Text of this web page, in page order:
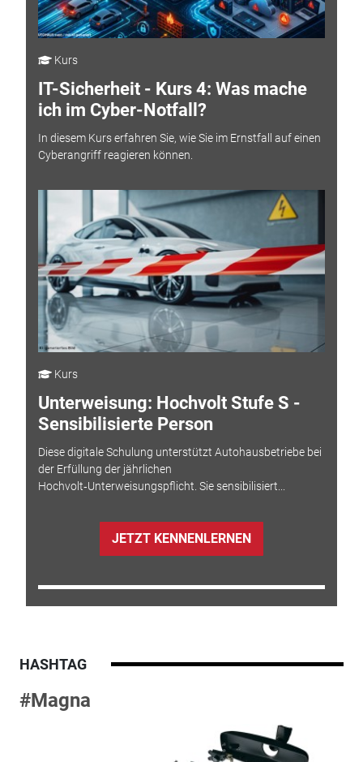
Kurs
IT-Sicherheit - Kurs 4: Was mache
ich im Cyber-Notfall?
In diesem Kurs erfahren Sie, wie Sie im Ernstfall auf einen
Cyberangriff reagieren können.
Kurs
Unterweisung: Hochvolt Stufe S -
Sensibilisierte Person
Diese digitale Schulung unterstützt Autohausbetriebe bei
der Erfüllung der jährlichen
Hochvolt‑Unterweisungspflicht. Sie sensibilisiert...
JETZT KENNENLERNEN
HASHTAG
#Magna